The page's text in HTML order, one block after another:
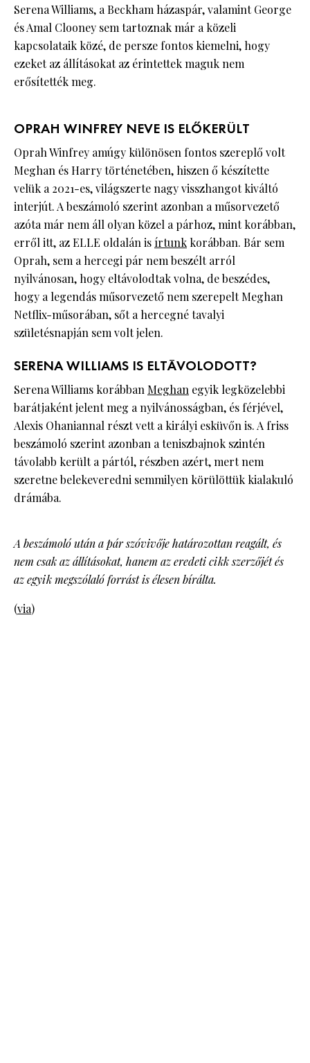
Serena Williams, a Beckham házaspár, valamint George
és Amal Clooney sem tartoznak már a közeli
kapcsolataik közé, de persze fontos kiemelni, hogy
ezeket az állításokat az érintettek maguk nem
erősítették meg.
OPRAH WINFREY NEVE IS ELŐKERÜLT
Oprah Winfrey amúgy különösen fontos szereplő volt
Meghan és Harry történetében, hiszen ő készítette
velük a 2021-es, világszerte nagy visszhangot kiváltó
interjút. A beszámoló szerint azonban a műsorvezető
azóta már nem áll olyan közel a párhoz, mint korábban,
erről itt, az ELLE oldalán is írtunk korábban. Bár sem
Oprah, sem a hercegi pár nem beszélt arról
nyilvánosan, hogy eltávolodtak volna, de beszédes,
hogy a legendás műsorvezető nem szerepelt Meghan
Netflix-műsorában, sőt a hercegné tavalyi
születésnapján sem volt jelen.
SERENA WILLIAMS IS ELTÁVOLODOTT?
Serena Williams korábban Meghan egyik legközelebbi
barátjaként jelent meg a nyilvánosságban, és férjével,
Alexis Ohaniannal részt vett a királyi esküvőn is. A friss
beszámoló szerint azonban a teniszbajnok szintén
távolabb került a pártól, részben azért, mert nem
szeretne belekeveredni semmilyen körülöttük kialakuló
drámába.
A beszámoló után a pár szóvivője határozottan reagált, és
nem csak az állításokat, hanem az eredeti cikk szerzőjét és
az egyik megszólaló forrást is élesen bírálta.
(via)